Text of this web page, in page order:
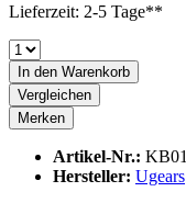
Lieferzeit: 2-5 Tage**
In den Warenkorb
Vergleichen
Merken
Artikel-Nr.:
Hersteller: Ugears